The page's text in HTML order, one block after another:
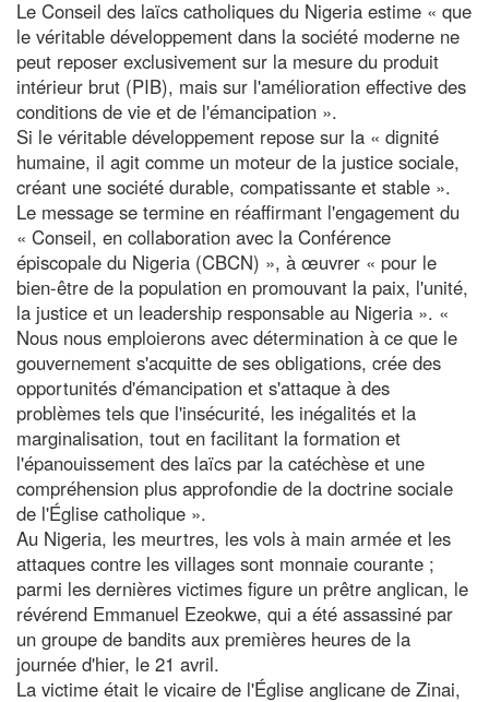
Le Conseil des laïcs catholiques du Nigeria estime « que
le véritable développement dans la société moderne ne
peut reposer exclusivement sur la mesure du produit
intérieur brut (PIB), mais sur l'amélioration effective des
conditions de vie et de l'émancipation ».
Si le véritable développement repose sur la « dignité
humaine, il agit comme un moteur de la justice sociale,
créant une société durable, compatissante et stable ».
Le message se termine en réaffirmant l'engagement du
« Conseil, en collaboration avec la Conférence
épiscopale du Nigeria (CBCN) », à œuvrer « pour le
bien-être de la population en promouvant la paix, l'unité,
la justice et un leadership responsable au Nigeria ». «
Nous nous emploierons avec détermination à ce que le
gouvernement s'acquitte de ses obligations, crée des
opportunités d'émancipation et s'attaque à des
problèmes tels que l'insécurité, les inégalités et la
marginalisation, tout en facilitant la formation et
l'épanouissement des laïcs par la catéchèse et une
compréhension plus approfondie de la doctrine sociale
de l'Église catholique ».
Au Nigeria, les meurtres, les vols à main armée et les
attaques contre les villages sont monnaie courante ;
parmi les dernières victimes figure un prêtre anglican, le
révérend Emmanuel Ezeokwe, qui a été assassiné par
un groupe de bandits aux premières heures de la
journée d'hier, le 21 avril.
La victime était le vicaire de l'Église anglicane de Zinai,